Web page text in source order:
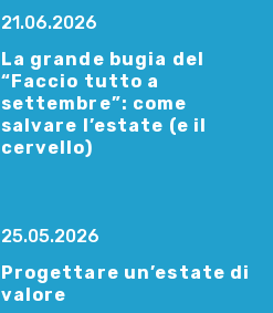
21.06.2026
La grande bugia del
“Faccio tutto a
settembre”: come
salvare l’estate (e il
cervello)
25.05.2026
Progettare un’estate di
valore